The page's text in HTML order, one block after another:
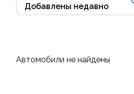
Автомобили не найдены